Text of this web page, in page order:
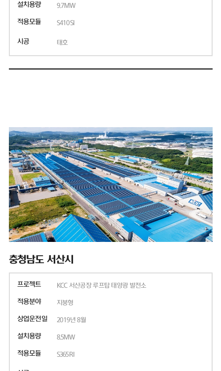
설치용량 9.7MW
적용모듈 S410SI
시공 태호
충청남도 서산시
프로젝트 KCC 서산공장 루프탑 태양광 발전소
적용분야 지붕형
상업운전일 2019년 8월
설치용량 8.5MW
적용모듈 S365RI